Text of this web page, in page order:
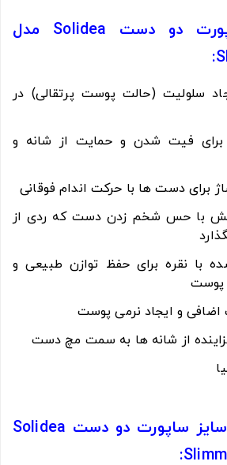
ویژگی های ساپورت دو دست Solidea مدل
سلولیت (حالت پوست پرتقالی) در
برای فیت شدن و حمایت از شانه و
برای دست ها با حرکت اندام فوقانی
با حس شخم زدن دست که ردی از
با نقره برای حفظ توازن طبیعی و
پوست
اضافی و ایجاد نرمی پوست
از شانه ها به سمت مچ دست
راهنمای انتخاب سایز ساپورت دو دست Solidea